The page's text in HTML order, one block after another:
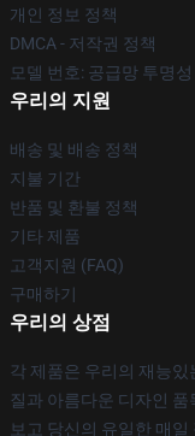
개인 정보 정책
DMCA - 저작권 정책
모델 번호: 공급망 투명성
우리의 지원
배송 및 배송 정책
지불 기간
반품 및 환불 정책
기타 제품
고객지원 (FAQ)
구매하기
우리의 상점
각 제품은 우리의 재능
질과 아름다운 디자인
보고 당신의 유일한 매